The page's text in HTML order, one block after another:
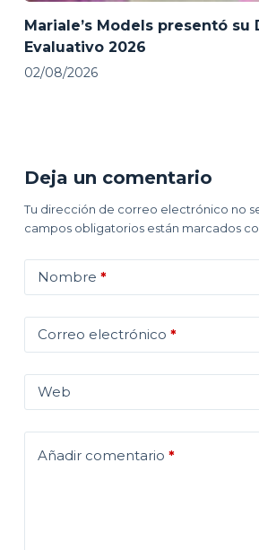
Mariale’s Models presentó su
Evaluativo 2026
02/08/2026
Deja un comentario
Tu dirección de correo electrónico no
campos obligatorios están marcados
Nombre *
Correo electrónico *
Web
Añadir comentario *